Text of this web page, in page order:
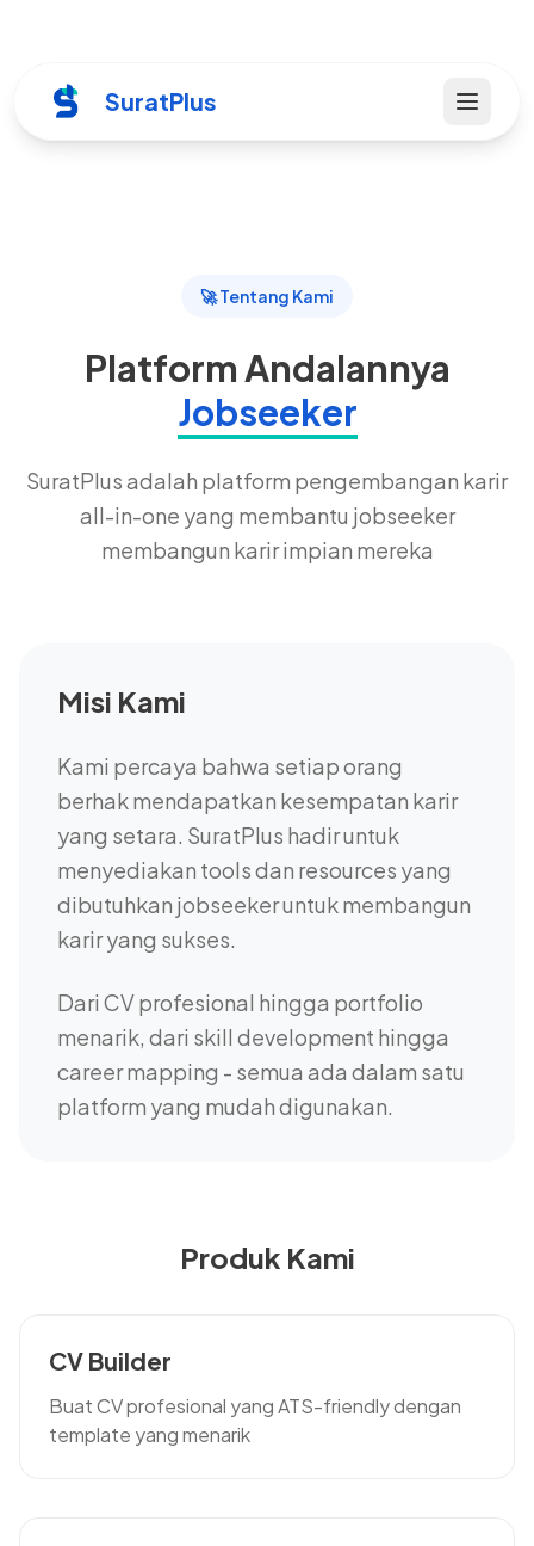
SuratPlus
🚀 Tentang Kami
Platform Andalannya
Jobseeker
SuratPlus adalah platform pengembangan karir
all-in-one yang membantu jobseeker
membangun karir impian mereka
Misi Kami
Kami percaya bahwa setiap orang
berhak mendapatkan kesempatan karir
yang setara. SuratPlus hadir untuk
menyediakan tools dan resources yang
dibutuhkan jobseeker untuk membangun
karir yang sukses.
Dari CV profesional hingga portfolio
menarik, dari skill development hingga
career mapping - semua ada dalam satu
platform yang mudah digunakan.
Produk Kami
CV Builder
Buat CV profesional yang ATS-friendly dengan
template yang menarik